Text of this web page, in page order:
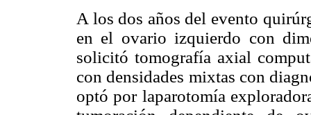
A los dos años del evento
en el ovario izquierdo con
solicitó tomografía axial
con densidades mixtas con
optó por laparotomía